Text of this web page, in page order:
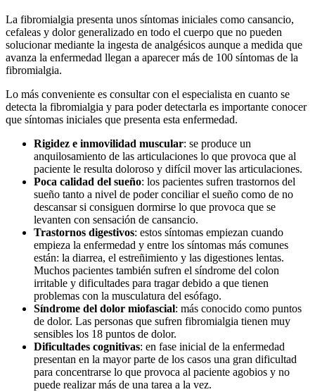
La fibromialgia presenta unos síntomas iniciales como cansancio,
cefaleas y dolor generalizado en todo el cuerpo que no pueden
solucionar mediante la ingesta de analgésicos aunque a medida que
avanza la enfermedad llegan a aparecer más de 100 síntomas de la
fibromialgia.
Lo más conveniente es consultar con el especialista en cuanto se
detecta la fibromialgia y para poder detectarla es importante conocer
que síntomas iniciales que presenta esta enfermedad.
Rigidez e inmovilidad muscular: se produce un
anquilosamiento de las articulaciones lo que provoca que al
paciente le resulta doloroso y difícil mover las articulaciones.
Poca calidad del sueño: los pacientes sufren trastornos del
sueño tanto a nivel de poder conciliar el sueño como de no
descansar si consiguen dormirse lo que provoca que se
levanten con sensación de cansancio.
Trastornos digestivos: estos síntomas empiezan cuando
empieza la enfermedad y entre los síntomas más comunes
están: la diarrea, el estreñimiento y las digestiones lentas.
Muchos pacientes también sufren el síndrome del colon
irritable y dificultades para tragar debido a que tienen
problemas con la musculatura del esófago.
Síndrome del dolor miofascial: más conocido como puntos
de dolor. Las personas que sufren fibromialgia tienen muy
sensibles los 18 puntos de dolor.
Dificultades cognitivas: en fase inicial de la enfermedad
presentan en la mayor parte de los casos una gran dificultad
para concentrarse lo que provoca al paciente agobios y no
puede realizar más de una tarea a la vez.